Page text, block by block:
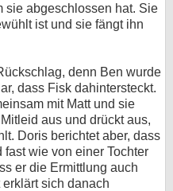
sie abgeschlossen hat. Sie
ist und sie fängt ihn
denn Ben wurde
dass Fisk dahintersteckt.
mit Matt und sie
aus und drückt aus,
Doris berichtet aber, dass
fast wie von einer Tochter
er die Ermittlung auch
sich danach